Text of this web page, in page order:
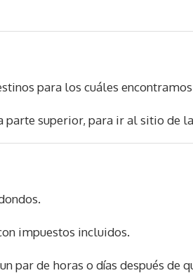
para los cuáles
parte superior, para ir al sitio de
impuestos incluidos.
par de horas o días después de